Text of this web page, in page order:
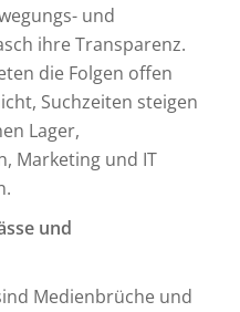
und
ihre Transparenz.
die Folgen offen
Suchzeiten steigen
Lager,
Marketing und IT
und
Medienbrüche und